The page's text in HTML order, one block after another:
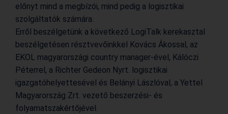
előnyt mind a megbízói, mind pedig a logisztikai
szolgáltatók számára.
Erről beszélgetünk a következő LogiTalk kerekasztal
beszélgetésen résztvevőinkkel Kovács Ákossal, az
EKOL magyarországi country manager-ével, Kálóczi
Péterrel, a Richter Gedeon Nyrt. logisztikai
igazgatóhelyettesével és Belányi Lászlóval, a Yettel
Magyarország Zrt. vezető beszerzési- és
folyamatszakértőjével.